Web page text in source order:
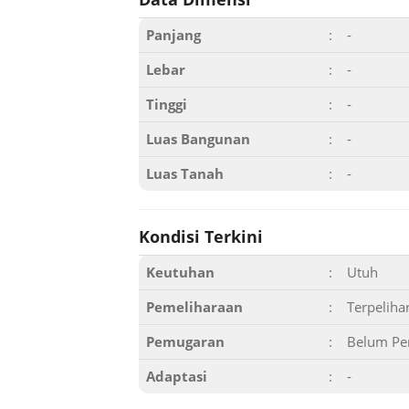
Panjang :
-
Lebar
:
-
Tinggi
:
-
Luas Bangunan
:
-
Luas Tanah
: -
Kondisi Terkini
Keutuhan :
Utuh
Pemeliharaan
:
Pemugaran
:
Belum
Adaptasi
: -